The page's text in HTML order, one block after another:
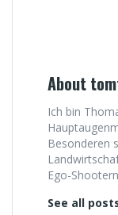
About
Ich bin
Besonderen
Ego-
See all